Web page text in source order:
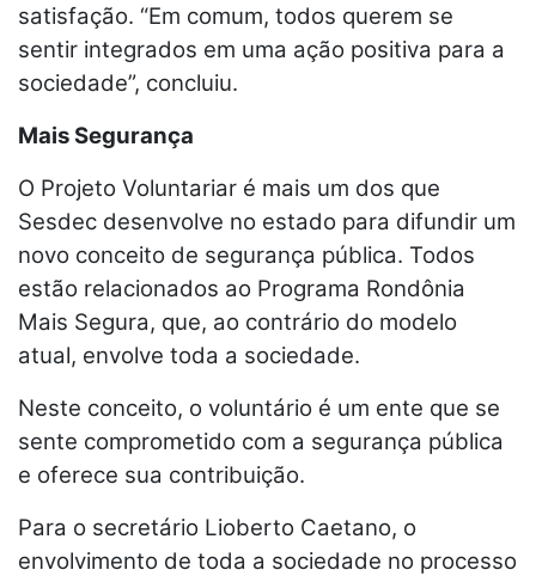
satisfação. “Em comum, todos querem se
sentir integrados em uma ação positiva para a
sociedade”, concluiu.
Mais Segurança
O Projeto Voluntariar é mais um dos que
Sesdec desenvolve no estado para difundir um
novo conceito de segurança pública. Todos
estão relacionados ao Programa Rondônia
Mais Segura, que, ao contrário do modelo
atual, envolve toda a sociedade.
Neste conceito, o voluntário é um ente que se
sente comprometido com a segurança pública
e oferece sua contribuição.
Para o secretário Lioberto Caetano, o
envolvimento de toda a sociedade no processo